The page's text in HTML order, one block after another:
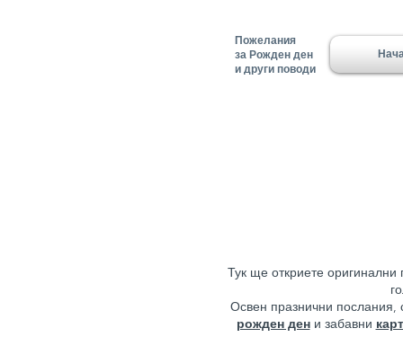
Пожелания
за Рожден ден
и други поводи
Тук ще откриете оригинални
Освен празнични послания,
рожден дени забавни